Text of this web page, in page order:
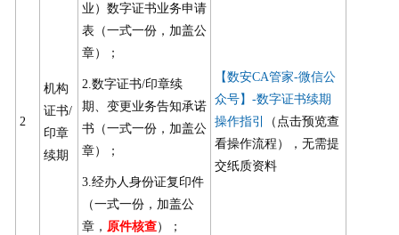
2
机构
证书/
印章
续期
业）数字证书业务申请
表（一式一份，加盖公
章）；
2.数字证书/印章续
期、变更业务告知承诺
书（一式一份，加盖公
章）；
3.经办人身份证复印件
（一式一份，加盖公
章， 原件核查）；
【数安CA管家-微信公
众号】-数字证书续期
操作指引
（点击预览查
看操作流程），无需提
交纸质资料